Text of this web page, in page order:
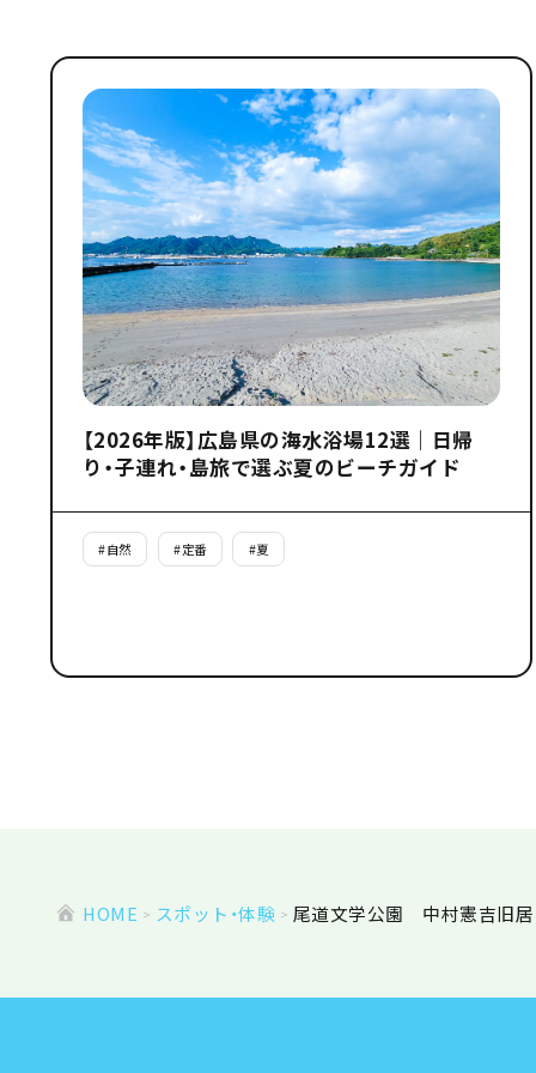
【2026年版】広島県の海水浴場12選｜日帰
り・子連れ・島旅で選ぶ夏のビーチガイド
#自然 #定番 #夏
HOME スポット・体験 尾道文学公園 中村憲吉旧居